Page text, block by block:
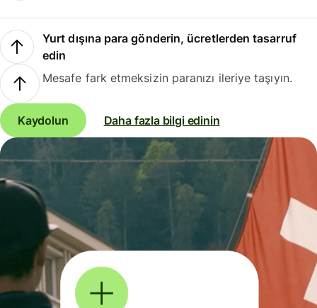
Yurt dışına para gönderin, ücretlerden tasarruf
edin
Mesafe fark etmeksizin paranızı ileriye taşıyın.
Kaydolun Daha fazla bilgi edinin